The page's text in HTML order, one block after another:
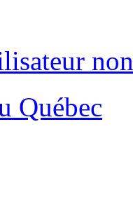
Québec